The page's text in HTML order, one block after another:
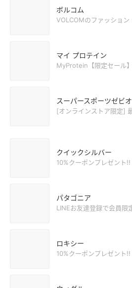
ボルコム
マイ プロテイン
スーパースポーツゼビオ
クイックシルバー
パタゴニア
ロキシー